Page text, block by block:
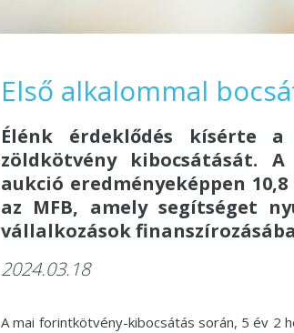
Első alkalommal
Élénk érdeklődés kísérte
zöldkötvény kibocsátását.
aukció eredményeképpen
az MFB, amely segítséget
vállalkozások
2024.03.18
A mai forintkötvény-kibocsátás során, 5 év 2